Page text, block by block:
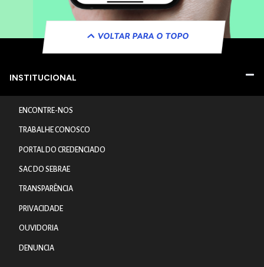
VOLTAR PARA O TOPO
INSTITUCIONAL
ENCONTRE-NOS
TRABALHE CONOSCO
PORTAL DO CREDENCIADO
SAC DO SEBRAE
TRANSPARÊNCIA
PRIVACIDADE
OUVIDORIA
DENUNCIA